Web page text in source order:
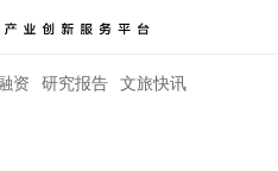
资 研究报告 文旅快讯